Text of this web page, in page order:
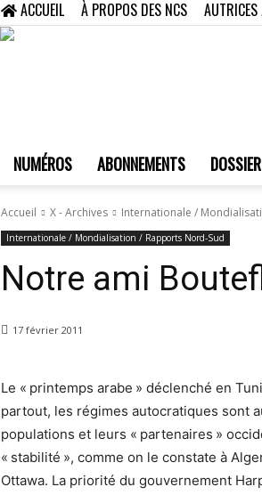
ACCUEIL À PROPOS DES NCS
NUMÉROS ABONNEMENTS
Accueil X - Archives Internationale /
Internationale / Mondialisation / Rapports Nord-Sud
Notre ami
17 février 2011
Le « printemps arabe » déclenché en
partout, les régimes autocratiques sont
populations et leurs « partenaires »
« stabilité », comme on le constate à
Ottawa. La priorité du gouvernement